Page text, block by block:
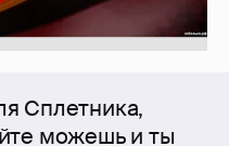
Сплетника,
можешь и ты